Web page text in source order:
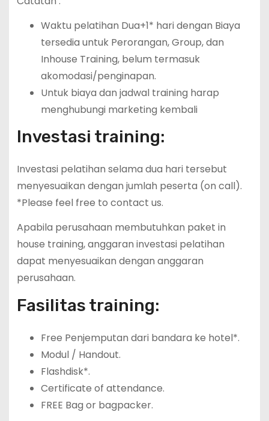
Waktu pelatihan Dua+1* hari dengan Biaya
tersedia untuk Perorangan, Group, dan
Inhouse Training, belum termasuk
akomodasi/penginapan.
Untuk biaya dan jadwal training harap
menghubungi marketing kembali
Investasi training:
Investasi pelatihan selama dua hari tersebut
menyesuaikan dengan jumlah peserta (on call).
*Please feel free to contact us.
Apabila perusahaan membutuhkan paket in
house training, anggaran investasi pelatihan
dapat menyesuaikan dengan anggaran
perusahaan.
Fasilitas training:
Free Penjemputan dari bandara ke hotel*.
Modul / Handout.
Flashdisk*.
Certificate of attendance.
FREE Bag or bagpacker.